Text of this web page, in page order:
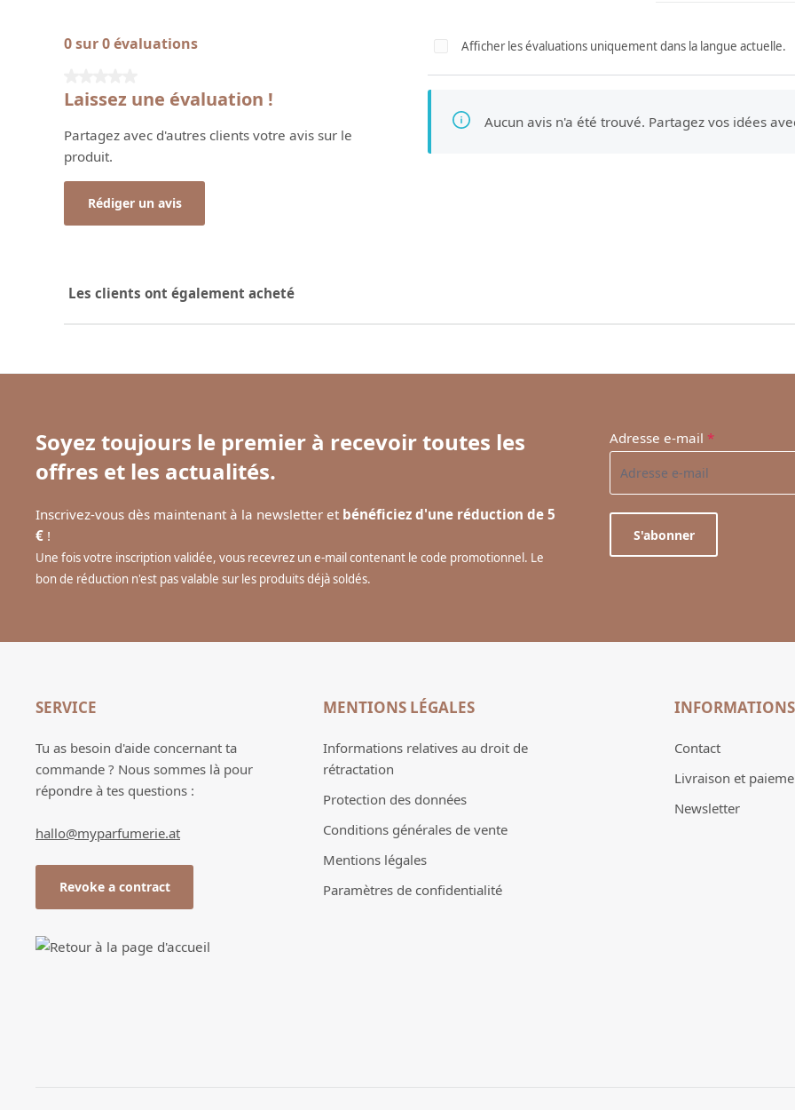
0 sur 0 évaluations
Laissez une évaluation !
Partagez avec d'autres clients votre avis sur le
produit.
Rédiger un avis
Afficher les évaluations uniquement dans la langue actuelle.
Aucun avis n'a été trouvé. Partagez vos idées
Les clients ont également acheté
Soyez toujours le premier à recevoir toutes les
offres et les actualités.
Inscrivez-vous dès maintenant à la newsletter et bénéficiez d'une réduction de 5
€ !
Une fois votre inscription validée, vous recevrez un e-mail contenant le code promotionnel. Le
bon de réduction n'est pas valable sur les produits déjà soldés.
Adresse e-mail *
S'abonner
SERVICE
Tu as besoin d'aide concernant ta
commande ? Nous sommes là pour
répondre à tes questions :
hallo@myparfumerie.at
Revoke a contract
MENTIONS LÉGALES
Informations relatives au droit de
rétractation
Protection des données
Conditions générales de vente
Mentions légales
Paramètres de confidentialité
INFORMATIONS
Contact
Livraison et
Newsletter